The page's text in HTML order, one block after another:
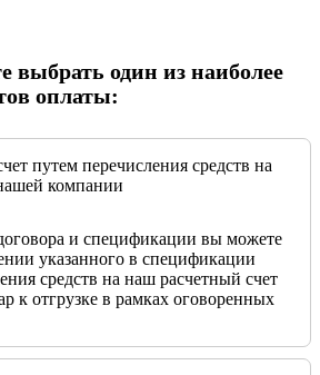
выбрать один из наиболее
оплаты:
путем перечисления средств на
компании
и спецификации вы можете
указанного в спецификации
средств на наш расчетный счет
к отгрузке в рамках оговоренных